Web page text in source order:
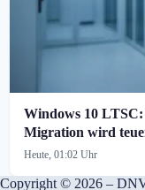
Windows 10
Migration wird
Heute, 01:02 Uhr
Copyright © 2026 –